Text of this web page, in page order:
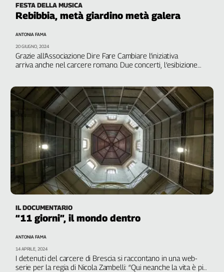
FESTA DELLA MUSICA
Rebibbia, metà giardino metà galera
Grazie all’Associazione Dire Fare Cambiare l’iniziativa
arriva anche nel carcere romano. Due concerti, l’esibizione
ANTONIA FAMA
20 GIUGNO, 2024
IL DOCUMENTARIO
“11 giorni”, il mondo dentro
I detenuti del carcere di Brescia si raccontano in una web-
serie per la regia di Nicola Zambelli: “Qui neanche la vita è più
ANTONIA FAMA
14 APRILE, 2024